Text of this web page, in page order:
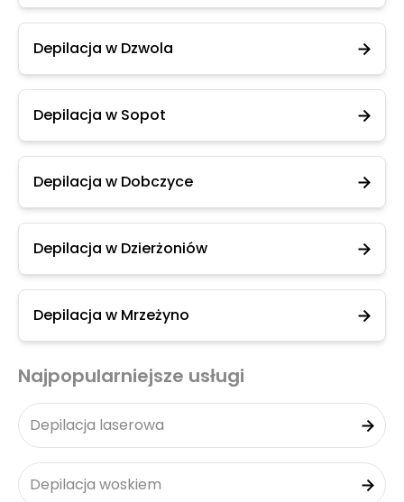
Depilacja w Dzwola
Depilacja w Sopot
Depilacja w Dobczyce
Depilacja w Dzierżoniów
Depilacja w Mrzeżyno
Najpopularniejsze usługi
Depilacja laserowa
Depilacja woskiem